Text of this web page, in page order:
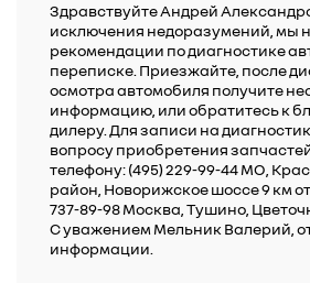
Здравствуйте Андрей
исключения недоразумений, мы
рекомендации по диагностике
переписке. Приезжайте, после
осмотра автомобиля получите
информацию, или обратитесь к
дилеру. Для записи на
вопросу приобретения
телефону: (495) 229-99-44 МО,
район, Новорижское шоссе 9 км
737-89-98 Москва, Тушино,
С уважением Мельник Валерий,
информации.